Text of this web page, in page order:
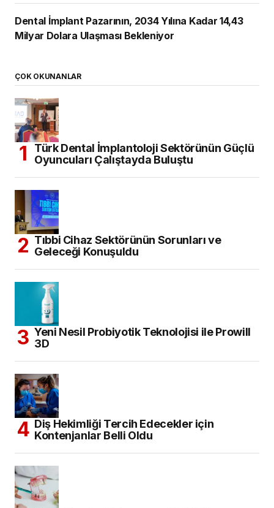
Dental İmplant Pazarının, 2034 Yılına Kadar 14,43
Milyar Dolara Ulaşması Bekleniyor
ÇOK OKUNANLAR
Türk Dental İmplantoloji Sektörünün Güçlü
Oyuncuları Çalıştayda Buluştu
Tıbbi Cihaz Sektörünün Sorunları ve
Geleceği Konuşuldu
Yeni Nesil Probiyotik Teknolojisi ile Prowill
3D
Diş Hekimliği Tercih Edecekler için
Kontenjanlar Belli Oldu